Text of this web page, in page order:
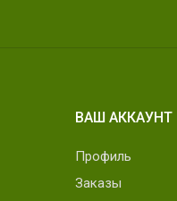
ВАШ АККАУНТ
Профиль
Заказы